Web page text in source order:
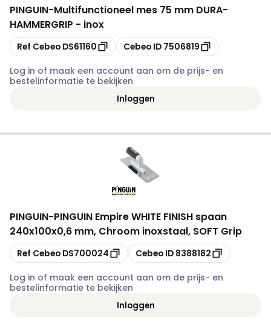
PINGUIN-Multifunctioneel mes 75 mm DURA-
HAMMERGRIP - inox
Kopiëren
Ref Cebeo DS61160 Kopiëren
Cebeo ID 7506819
Log in of maak een account aan om de prijs- en
bestelinformatie te bekijken
Inloggen
PINGUIN-PINGUIN Empire WHITE FINISH spaan
240x100x0,6 mm, Chroom inoxstaal, SOFT Grip
Kopiëren
Ref Cebeo DS700024 Kopiëren
Cebeo ID 8388182
Log in of maak een account aan om de prijs- en
bestelinformatie te bekijken
Inloggen